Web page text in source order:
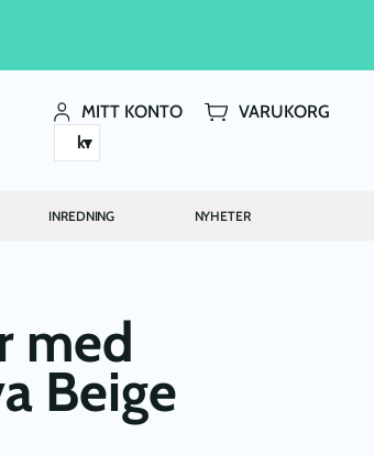
MITT KONTO
VARUKORG
kr
INREDNING NYHETER
med
Beige